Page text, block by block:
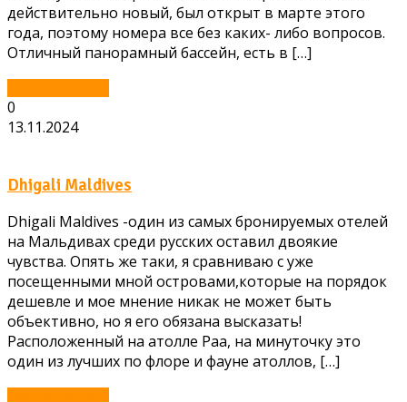
действительно новый, был открыт в марте этого
года, поэтому номера все без каких- либо вопросов.
Отличный панорамный бассейн, есть в […]
0
13.11.2024
Dhigali Maldives
Dhigali Maldives -один из самых бронируемых отелей
на Мальдивах среди русских оставил двоякие
чувства. Опять же таки, я сравниваю с уже
посещенными мной островами,которые на порядок
дешевле и мое мнение никак не может быть
объективно, но я его обязана высказать!
Расположенный на атолле Раа, на минуточку это
один из лучших по флоре и фауне атоллов, […]